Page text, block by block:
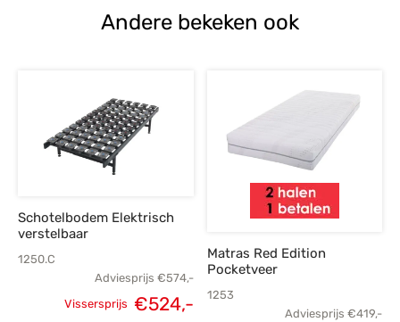
Andere bekeken ook
Schotelbodem Elektrisch
verstelbaar
1250.C
Adviesprijs €574,-
Oorspronkelijke
Vissersprijs €524,-Huidige
Matras Red Edition
Pocketveer
1253
Adviesprijs €419,-